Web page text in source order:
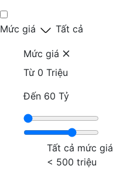
Mức giá Tất cả
Mức giá
Từ 0 Triệu
Đến 60 Tỷ
Tất cả mức giá
< 500 triệu